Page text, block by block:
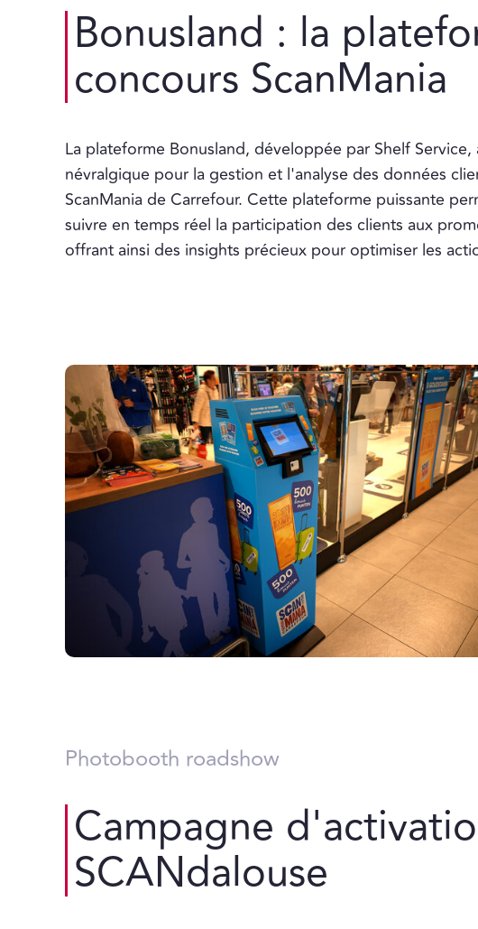
Bonusland : la
concours ScanMania
La plateforme Bonusland, développée par Shelf
névralgique pour la gestion et l'analyse des données
ScanMania de Carrefour. Cette plateforme puissante
suivre en temps réel la participation des clients aux
offrant ainsi des insights précieux pour optimiser les
Photobooth roadshow
Campagne
SCANdalouse